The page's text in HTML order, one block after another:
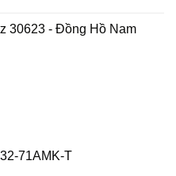
30623 - Đồng Hồ Nam
71AMK-T